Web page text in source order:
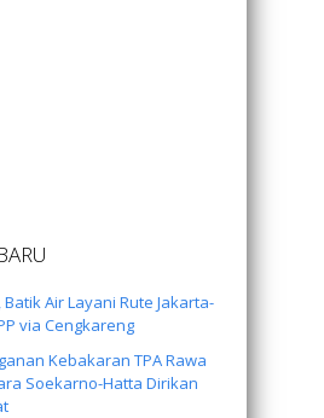
Air Layani Rute Jakarta-
via Cengkareng
Kebakaran TPA Rawa
Soekarno-Hatta Dirikan